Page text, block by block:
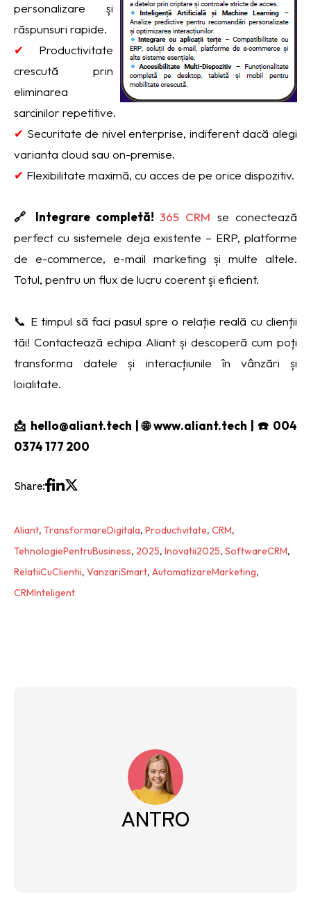
personalizare și
răspunsuri rapide.
✔ Productivitate
crescută prin
eliminarea
sarcinilor repetitive.
✔ Securitate de nivel enterprise, indiferent dacă alegi
varianta cloud sau on-premise.
✔ Flexibilitate maximă, cu acces de pe orice dispozitiv.
🔗 Integrare completă!365 CRM se conectează
perfect cu sistemele deja existente – ERP, platforme
de e-commerce, e-mail marketing și multe altele.
Totul, pentru un flux de lucru coerent și eficient.
📞 E timpul să faci pasul spre o relație reală cu clienții
tăi! Contactează echipa Aliant și descoperă cum poți
transforma datele și interacțiunile în vânzări și
loialitate.
📩 hello@aliant.tech | 🌐 www.aliant.tech | ☎️ 004
0374 177 200
Share:
Aliant, TransformareDigitala, Productivitate, CRM,
TehnologiePentruBusiness, 2025, Inovatii2025, SoftwareCRM,
RelatiiCuClientii, VanzariSmart, AutomatizareMarketing,
CRMInteligent
ANTRO